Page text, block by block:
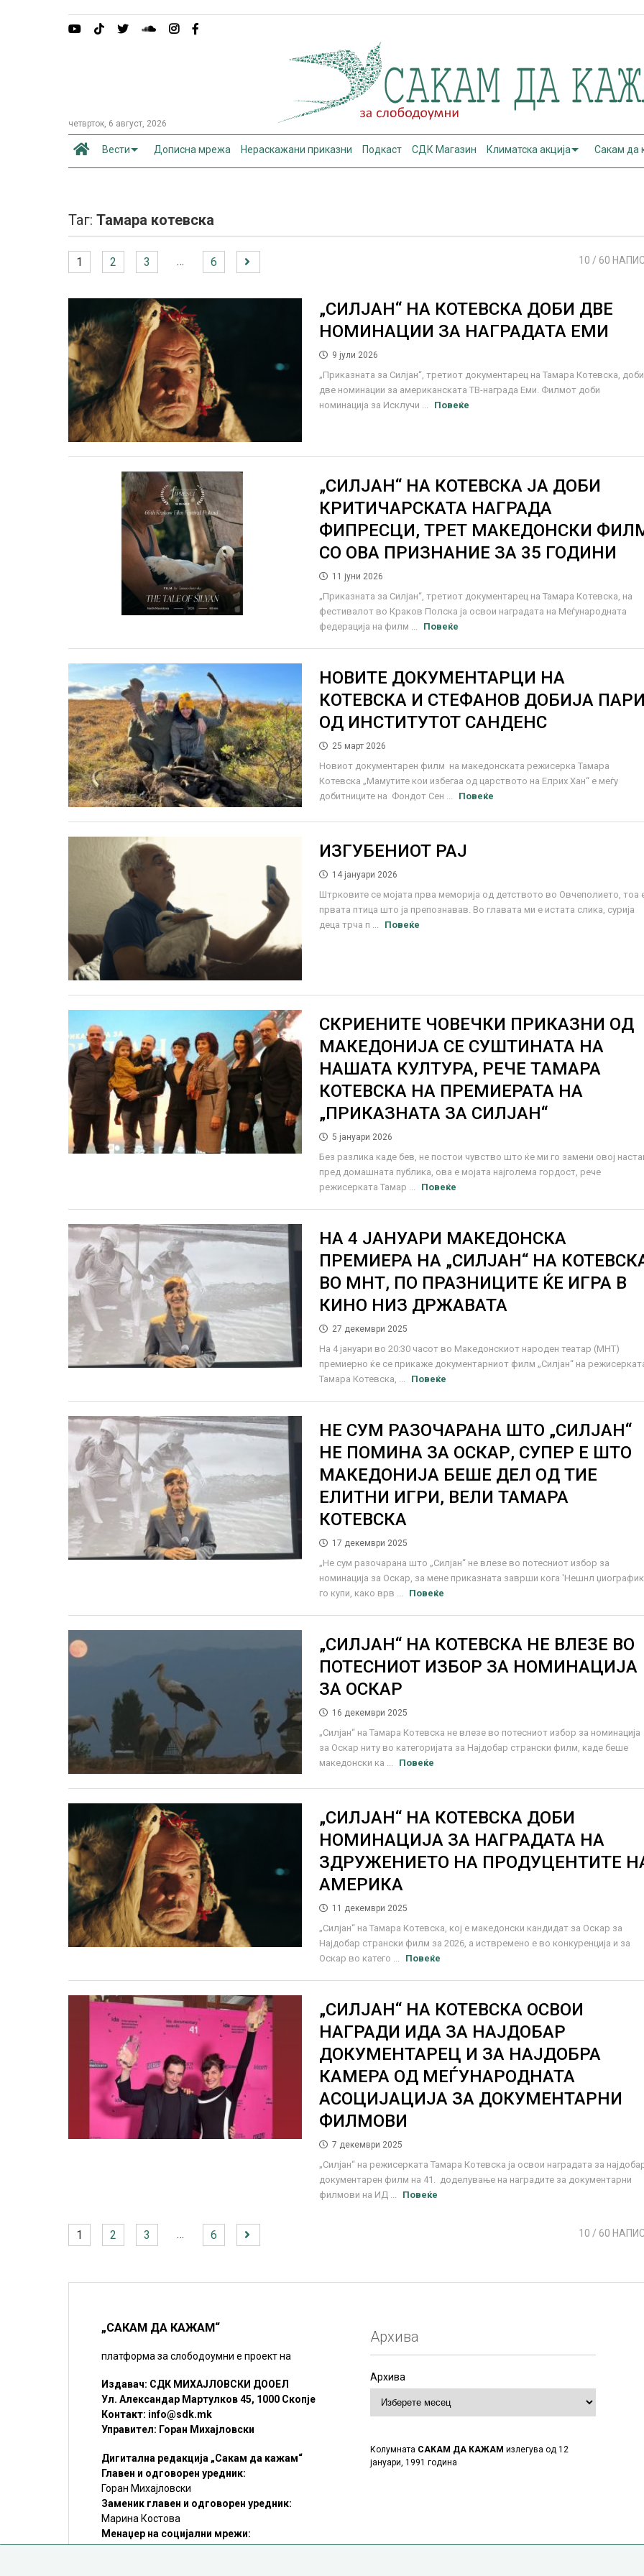
четврток, 6 август, 2026
Вести Дописна мрежа Нераскажани приказни Подкаст СДК Магазин Климатска акција Сакам да
Таг:Тамара котевска
1 2 3 … 6 10 / 60
„СИЛЈАН“ НА КОТЕВСКА ДОБИ ДВЕ
НОМИНАЦИИ ЗА НАГРАДАТА ЕМИ
9 јули 2026
„Приказната за Силјан“, третиот документарец на Тамара Котевска, доби
две номинации за американската ТВ-награда Еми. Филмот доби
номинација за Исклучи ...
Повеќе
„СИЛЈАН“ НА КОТЕВСКА ЈА ДОБИ
КРИТИЧАРСКАТА НАГРАДА
ФИПРЕСЦИ, ТРЕТ МАКЕДОНСКИ
СО ОВА ПРИЗНАНИЕ ЗА 35 ГОДИНИ
11 јуни 2026
„Приказната за Силјан“, третиот документарец на Тамара Котевска, на
фестивалот во Краков Полска ја освои наградата на Меѓународната
федерација на филм ...
Повеќе
НОВИТЕ ДОКУМЕНТАРЦИ НА
КОТЕВСКА И СТЕФАНОВ ДОБИЈА
ОД ИНСТИТУТОТ САНДЕНС
25 март 2026
Новиот документарен филм на македонската режисерка Тамара
Котевска „Мамутите кои избегаа од царството на Елрих Хан“ е меѓу
добитниците на Фондот Сен ...
Повеќе
ИЗГУБЕНИОТ РАЈ
14 јануари 2026
Штрковите се мојата прва меморија од детството во Овчеполието, тоа
првата птица што ја препознавав. Во главата ми е истата слика, сурија
деца трча п ...
Повеќе
СКРИЕНИТЕ ЧОВЕЧКИ ПРИКАЗНИ ОД
МАКЕДОНИЈА СЕ СУШТИНАТА НА
НАШАТА КУЛТУРА, РЕЧЕ ТАМАРА
КОТЕВСКА НА ПРЕМИЕРАТА НА
„ПРИКАЗНАТА ЗА СИЛЈАН“
5 јануари 2026
Без разлика каде бев, не постои чувство што ќе ми го замени овој
пред домашната публика, ова е мојата најголема гордост, рече
режисерката Тамар ...
Повеќе
НА 4 ЈАНУАРИ МАКЕДОНСКА
ПРЕМИЕРА НА „СИЛЈАН“ НА
ВО МНТ, ПО ПРАЗНИЦИТЕ ЌЕ ИГРА В
КИНО НИЗ ДРЖАВАТА
27 декември 2025
На 4 јануари во 20:30 часот во Македонскиот народен театар (МНТ)
премиерно ќе се прикаже документарниот филм „Силјан“ на
Тамара Котевска, ...
Повеќе
НЕ СУМ РАЗОЧАРАНА ШТО „СИЛЈАН“
НЕ ПОМИНА ЗА ОСКАР, СУПЕР Е ШТО
МАКЕДОНИЈА БЕШЕ ДЕЛ ОД ТИЕ
ЕЛИТНИ ИГРИ, ВЕЛИ ТАМАРА
КОТЕВСКА
17 декември 2025
„Не сум разочарана што „Силјан“ не влезе во потесниот избор за
номинација за Оскар, за мене приказната заврши кога 'Нешнл
го купи, како врв ...
Повеќе
„СИЛЈАН“ НА КОТЕВСКА НЕ ВЛЕЗЕ ВО
ПОТЕСНИОТ ИЗБОР ЗА НОМИНАЦИЈА
ЗА ОСКАР
16 декември 2025
„Силјан“ на Тамара Котевска не влезе во потесниот избор за номинација
за Оскар ниту во категоријата за Најдобар странски филм, каде беше
македонски ка ...
Повеќе
„СИЛЈАН“ НА КОТЕВСКА ДОБИ
НОМИНАЦИЈА ЗА НАГРАДАТА НА
ЗДРУЖЕНИЕТО НА ПРОДУЦЕНТИТЕ
АМЕРИКА
11 декември 2025
„Силјан“ на Тамара Котевска, кој е македонски кандидат за Оскар за
Најдобар странски филм за 2026, а иствремено е во конкуренција и за
Оскар во катего ...
Повеќе
„СИЛЈАН“ НА КОТЕВСКА ОСВОИ
НАГРАДИ ИДА ЗА НАЈДОБАР
ДОКУМЕНТАРЕЦ И ЗА НАЈДОБРА
КАМЕРА ОД МЕЃУНАРОДНАТА
АСОЦИЈАЦИЈА ЗА ДОКУМЕНТАРНИ
ФИЛМОВИ
7 декември 2025
„Силјан“ на режисерката Тамара Котевска ја освои наградата за
документарен филм на 41. доделување на наградите за документарни
филмови на ИД ...
Повеќе
1 2 3 … 6 10 / 60
„САКАМ ДА КАЖАМ“
платформа за слободоумни е проект на
Издавач: СДК МИХАЈЛОВСКИ ДООЕЛ
Ул. Александар Мартулков 45, 1000 Скопје
Контакт: info@sdk.mk
Управител: Горан Михајловски
Дигитална редакција „Сакам да кажам“
Главен и одговорен уредник:
Горан Михајловски
Заменик главен и одговорен уредник:
Марина Костова
Менаџер на социјални мрежи:
Мирослав Илиоски
Архива
Архива
Колумната САКАМ ДА КАЖАМ излегува од 12
јануари, 1991 година